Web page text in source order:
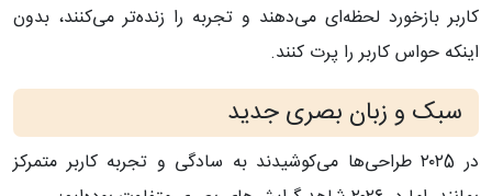
کاربر بازخورد لحظه‌ای می‌دهند و تجربه را زنده‌تر می‌کنند، بدون
اینکه حواس کاربر را پرت کنند.
سبک و زبان بصری جدید
در ۲۰۲5 طراحی‌ها می‌کوشیدند به سادگی و تجربه کاربر متمرکز